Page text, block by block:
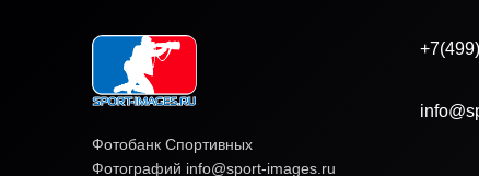
Фотобанк Спортивных
Фотографий info@sport-images.ru